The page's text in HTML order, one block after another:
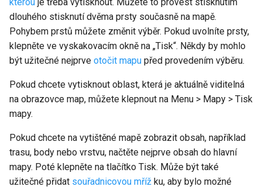
dlouhého stisknutí dvěma prsty současně na mapě.
Pohybem prstů můžete změnit výběr. Pokud uvolníte prsty,
klepněte ve vyskakovacím okně na „Tisk“. Někdy by mohlo
být užitečné nejprve otočit mapu před provedením výběru.
Pokud chcete vytisknout oblast, která je aktuálně viditelná
na obrazovce map, můžete klepnout na Menu > Mapy > Tisk
mapy.
Pokud chcete na vytištěné mapě zobrazit obsah, například
trasu, body nebo vrstvu, načtěte nejprve obsah do hlavní
mapy. Poté klepněte na tlačítko Tisk. Může být také
užitečné přidat souřadnicovou mříž ku, aby bylo možné